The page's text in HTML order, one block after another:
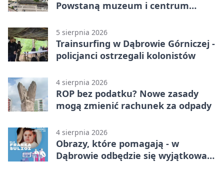
Powstaną muzeum i centrum
5 sierpnia 2026
Trainsurfing w Dąbrowie Górniczej -
policjanci ostrzegali kolonistów
4 sierpnia 2026
ROP bez podatku? Nowe zasady
mogą zmienić rachunek za odpady
4 sierpnia 2026
Obrazy, które pomagają - w
Dąbrowie odbędzie się wyjątkowa